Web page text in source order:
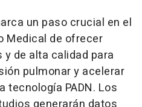
un paso crucial en el
Medical de ofrecer
de alta calidad para
pulmonar y acelerar
tecnología PADN. Los